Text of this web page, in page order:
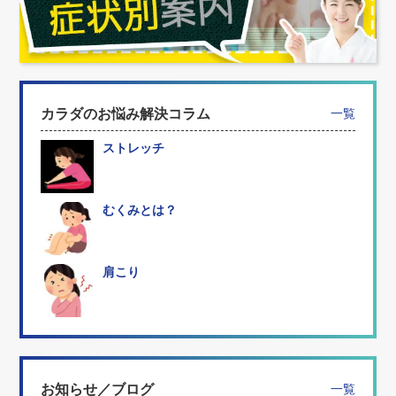
カラダのお悩み解決コラム 一覧
ストレッチ
むくみとは？
肩こり
お知らせ／ブログ 一覧